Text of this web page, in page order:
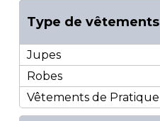
Type de vêtements
Jupes
Robes
Vêtements de Pratique